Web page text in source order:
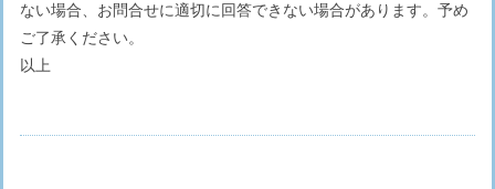
ない場合、お問合せに適切に回答できない場合があります。予め
ご了承ください。
以上